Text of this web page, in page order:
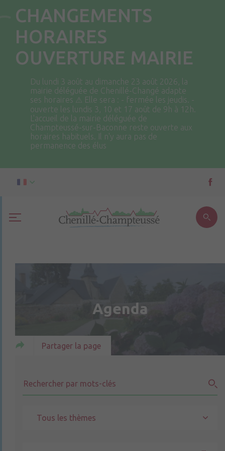
CHANGEMENTS
HORAIRES
OUVERTURE MAIRIE
Du lundi 3 août au dimanche 23 août 2026, la
mairie déléguée de Chenillé-Changé adapte
ses horaires ⚠ Elle sera : - fermée les jeudis. -
ouverte les lundis 3, 10 et 17 août de 9h à 12h.
L'accueil de la mairie déléguée de
Champteussé-sur-Baconne reste ouverte aux
horaires habituels. Il n'y aura pas de
permanence des élus
Agenda
Partager la page
Tous les thèmes